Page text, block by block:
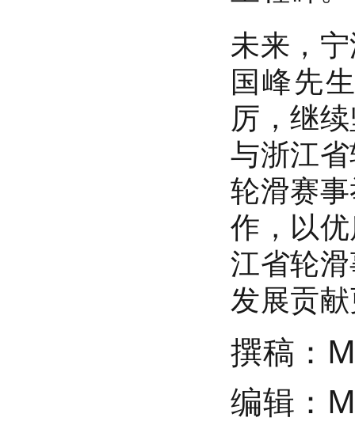
未来，
国峰先
厉，继
与浙江
轮滑赛
作，以
江省轮
发展贡
撰稿：
编辑：